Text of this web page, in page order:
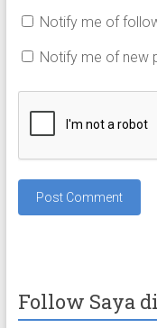
Notify me of
Notify me of new
Follow Saya